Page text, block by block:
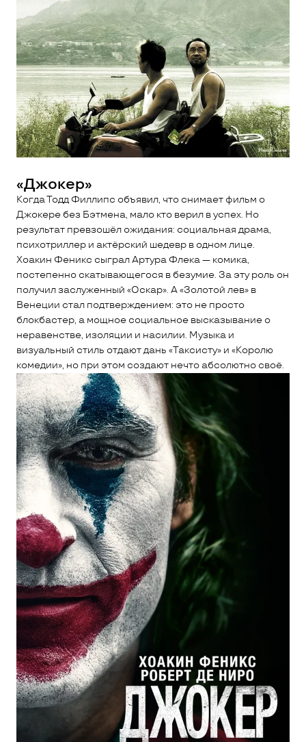
«Джокер»
Когда Тодд Филлипс объявил, что снимает фильм о
Джокере без Бэтмена, мало кто верил в успех. Но
результат превзошёл ожидания: социальная драма,
психотриллер и актёрский шедевр в одном лице.
Хоакин Феникс сыграл Артура Флека — комика,
постепенно скатывающегося в безумие. За эту роль он
получил заслуженный «Оскар». А «Золотой лев» в
Венеции стал подтверждением: это не просто
блокбастер, а мощное социальное высказывание о
неравенстве, изоляции и насилии. Музыка и
визуальный стиль отдают дань «Таксисту» и «Королю
комедии», но при этом создают нечто абсолютно своё.